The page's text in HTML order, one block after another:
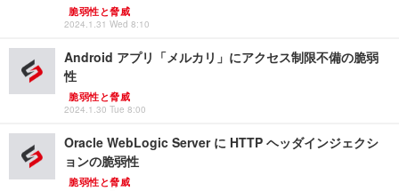
脆弱性と脅威
2024.1.31 Wed 8:10
Android アプリ「メルカリ」にアクセス制限不備の脆弱
性
脆弱性と脅威
2024.1.30 Tue 8:00
Oracle WebLogic Server に HTTP ヘッダインジェクシ
ョンの脆弱性
脆弱性と脅威